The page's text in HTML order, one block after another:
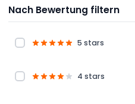
Nach Bewertung filtern
5 stars
4 stars